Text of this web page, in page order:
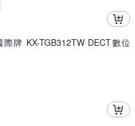
際牌 KX-TGB312TW DECT數位